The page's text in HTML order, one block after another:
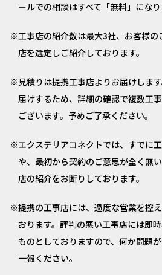
ールでの相談はすべて「無料」になり
工事店の紹介数は最大3社、お客様の
店を選定しご紹介しております。
見積りは提携工事店よりお届けしま
届けするため、詳細の確認で複数工
ございます。予めご了承ください。
エクステリアコネクトでは、すでに
や、最初から契約のご意思が全く無
店の紹介をお断りしております。
提携の工事店には、過度な営業を控
おります。評判の悪い工事店には即
ものとしておりますので、何か問題
一報ください。